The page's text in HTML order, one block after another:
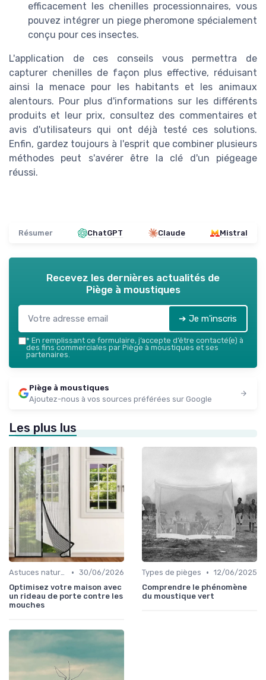
efficacement les chenilles processionnaires, vous
pouvez intégrer un piege pheromone spécialement
conçu pour ces insectes.
L'application de ces conseils vous permettra de
capturer chenilles de façon plus effective, réduisant
ainsi la menace pour les habitants et les animaux
alentours. Pour plus d'informations sur les différents
produits et leur prix, consultez des commentaires et
avis d'utilisateurs qui ont déjà testé ces solutions.
Enfin, gardez toujours à l'esprit que combiner plusieurs
méthodes peut s'avérer être la clé d'un piégeage
réussi.
Résumer ChatGPT Claude Mistral
Recevez les dernières actualités de
Piège à moustiques
➔ Je m'inscris
* En remplissant ce formulaire, j’accepte d’être contacté(e) à
des fins commerciales par Piège à moustiques et ses
partenaires.
Piège à moustiques
Ajoutez-nous à vos sources préférées sur Google
Les plus lus
Astuces naturelles • 30/06/2026
Optimisez votre maison avec
un rideau de porte contre les
mouches
Types de pièges • 12/06/2025
Comprendre le phénomène
du moustique vert